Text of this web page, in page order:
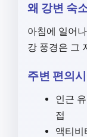
왜 강변 숙
아침에 일어
강 풍경은 그
주변 편의
인근
접
액티비